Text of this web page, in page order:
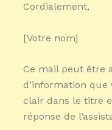
Cordialement,
[Votre nom]
Ce mail peut être
d’information
clair dans le titre
réponse de